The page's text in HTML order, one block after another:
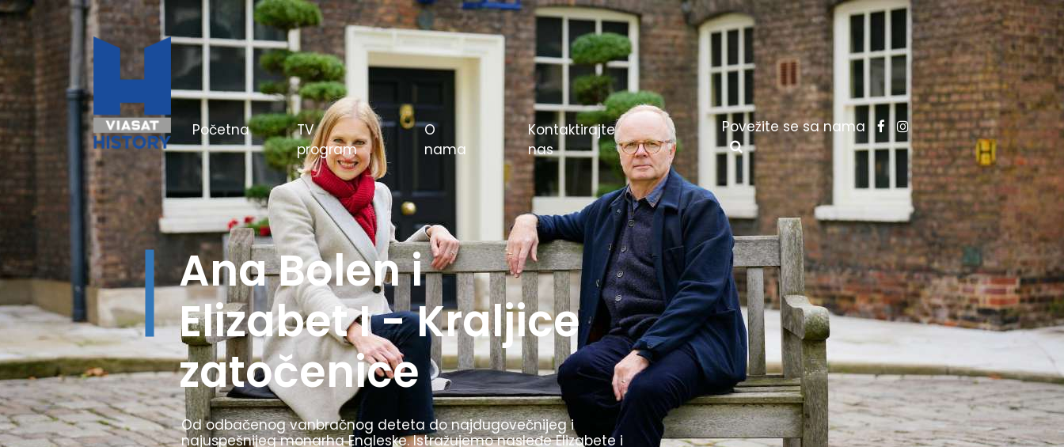
Početna(current)
TV
program
O
nama
Kontaktirajte
nas
Povežite se sa nama
Hitlerove igre u
boji - Berlin 1936.
Olimpijske igre u Berlinu 1936. godine bile su inovativne, uvele su
TV prenos i štafetu sa bakljom. Prikazujemo najzanimljivije trenutke
i to kako ih je Hitler koristio kao propagandu za svoj režim.